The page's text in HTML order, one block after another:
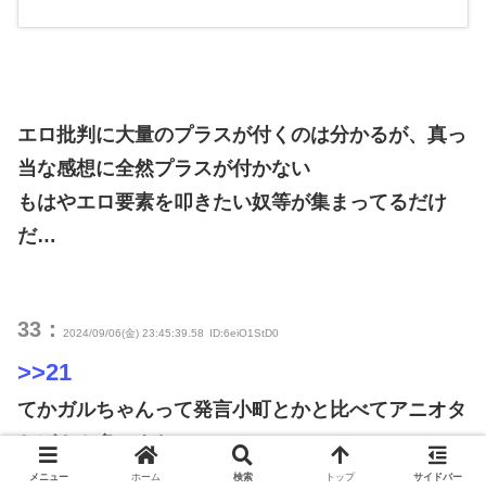
エロ批判に大量のプラスが付くのは分かるが、真っ
当な感想に全然プラスが付かない
もはやエロ要素を叩きたい奴等が集まってるだけ
だ…
33： 2024/09/06(金) 23:45:39.58 ID:6eiO1StD0
>>21
てかガルちゃんって発言小町とかと比べてアニオタ
おばさん多いよな
こどおばが多いんやろな
メニュー ホーム 検索 トップ サイドバー